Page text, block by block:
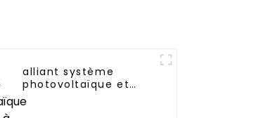
alliant système
photovoltaïque et
pompe à chaleur
CHAUFFAGE